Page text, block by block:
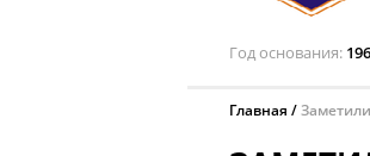
Год основания
Главная